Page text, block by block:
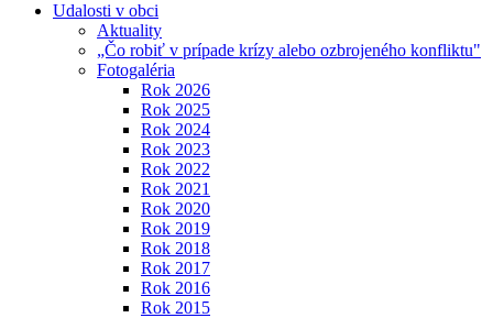
Udalosti v obci
Aktuality
„Čo robiť v prípade krízy alebo ozbrojeného konfliktu"
Fotogaléria
Rok 2026
Rok 2025
Rok 2024
Rok 2023
Rok 2022
Rok 2021
Rok 2020
Rok 2019
Rok 2018
Rok 2017
Rok 2016
Rok 2015